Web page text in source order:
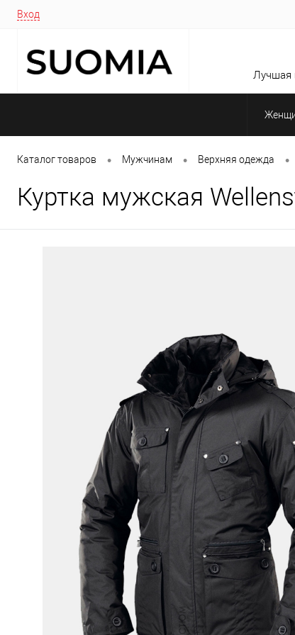
Вход
Лучшая
Каталог товаров • Мужчинам • Верхняя одежда •
Куртка мужская